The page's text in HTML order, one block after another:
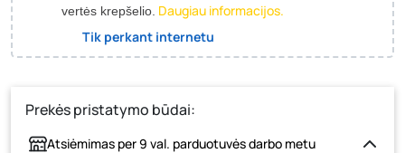
vertės krepšelio. Daugiau informacijos.
Tik perkant internetu
Prekės pristatymo būdai:
Atsiėmimas per 9 val. parduotuvės darbo metu